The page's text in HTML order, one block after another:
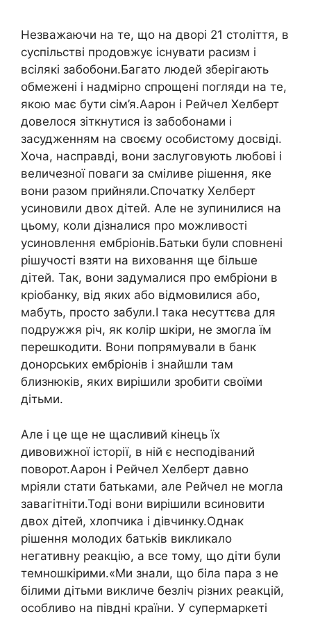
Незважаючи на те, що на дворі 21 століття, в
суспільстві продовжує існувати расизм і
всілякі забобони.Багато людей зберігають
обмежені і надмірно спрощені погляди на те,
якою має бути сім’я.Аарон і Рейчел Хелберт
довелося зіткнутися із забобонами і
засудженням на своєму особистому досвіді.
Хоча, насправді, вони заслуговують любові і
величезної поваги за сміливе рішення, яке
вони разом прийняли.Спочатку Хелберт
усиновили двох дітей. Але не зупинилися на
цьому, коли дізналися про можливості
усиновлення ембріонів.Батьки були сповнені
рішучості взяти на виховання ще більше
дітей. Так, вони задумалися про ембріони в
кріобанку, від яких або відмовилися або,
мабуть, просто забули.І така несуттєва для
подружжя річ, як колір шкіри, не змогла їм
перешкодити. Вони попрямували в банк
донорських ембріонів і знайшли там
близнюків, яких вирішили зробити своїми
дітьми.
Але і це ще не щасливий кінець їх
дивовижної історії, в ній є несподіваний
поворот.Аарон і Рейчел Хелберт давно
мріяли стати батьками, але Рейчел не могла
завагітніти.Тоді вони вирішили всиновити
двох дітей, хлопчика і дівчинку.Однак
рішення молодих батьків викликало
негативну реакцію, а все тому, що діти були
темношкірими.«Ми знали, що біла пара з не
білими дітьми викличе безліч різних реакцій,
особливо на півдні країни. У супермаркеті